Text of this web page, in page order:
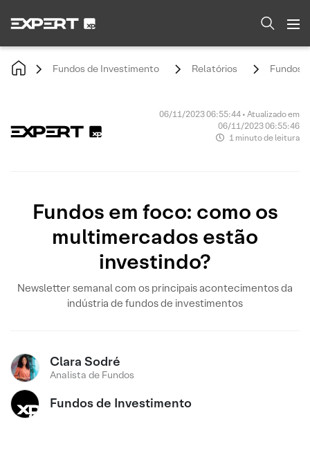
Fundos de Investimento Relatórios Fundos
06/11/2023 06:55:44 • Atualizado em
06/11/2023 06:55:46
1 minuto de leitura
Fundos em foco: como os
multimercados estão
investindo?
Newsletter semanal com os principais acontecimentos da
indústria de fundos de investimentos
Clara Sodré
Analista de Fundos
Fundos de Investimento